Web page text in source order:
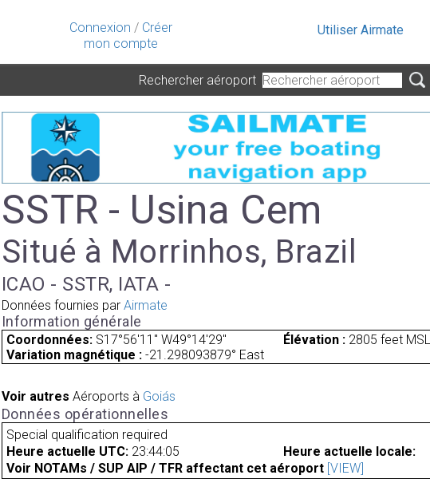
Connexion / Créer
mon compte
Utiliser Airmate
Rechercher aéroport
SSTR - Usina Cem
Situé à Morrinhos, Brazil
ICAO - SSTR, IATA -
Données fournies par Airmate
Information générale
Coordonnées: S17°56'11" W49°14'29" Élévation :2805 feet MSL.
Variation magnétique : -21.298093879° East
Voir autres Aéroports à Goiás
Données opérationnelles
Special qualification required
Heure actuelle UTC: 23:44:05
Heure actuelle locale:
Voir NOTAMs / SUP AIP / TFR affectant cet aéroport [VIEW]